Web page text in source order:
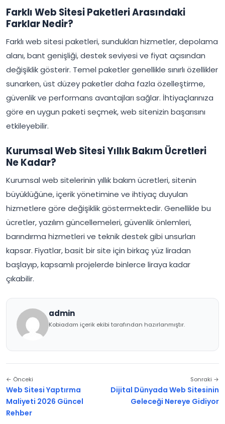
Farklı Web Sitesi Paketleri Arasındaki
Farklar Nedir?
Farklı web sitesi paketleri, sundukları hizmetler, depolama
alanı, bant genişliği, destek seviyesi ve fiyat açısından
değişiklik gösterir. Temel paketler genellikle sınırlı özellikler
sunarken, üst düzey paketler daha fazla özelleştirme,
güvenlik ve performans avantajları sağlar. İhtiyaçlarınıza
göre en uygun paketi seçmek, web sitenizin başarısını
etkileyebilir.
Kurumsal Web Sitesi Yıllık Bakım Ücretleri
Ne Kadar?
Kurumsal web sitelerinin yıllık bakım ücretleri, sitenin
büyüklüğüne, içerik yönetimine ve ihtiyaç duyulan
hizmetlere göre değişiklik göstermektedir. Genellikle bu
ücretler, yazılım güncellemeleri, güvenlik önlemleri,
barındırma hizmetleri ve teknik destek gibi unsurları
kapsar. Fiyatlar, basit bir site için birkaç yüz liradan
başlayıp, kapsamlı projelerde binlerce liraya kadar
çıkabilir.
admin
Kobiadam içerik ekibi tarafından hazırlanmıştır.
← Önceki
Web Sitesi Yaptırma
Maliyeti 2026 Güncel
Rehber
Sonraki →
Dijital Dünyada Web Sitesinin
Geleceği Nereye Gidiyor